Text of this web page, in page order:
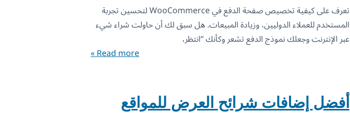
تعرف على كيفية تخصيص صفحة الدفع في WooCommerce لتحسين تجربة
المستخدم للعملاء الدوليين، وزيادة المبيعات. هل سبق لك أن حاولت شراء شيء
عبر الإنترنت وجعلك نموذج الدفع تشعر وكأنك “انتظر،
Read more »
أفضل إضافات شرائح العرض للمواقع